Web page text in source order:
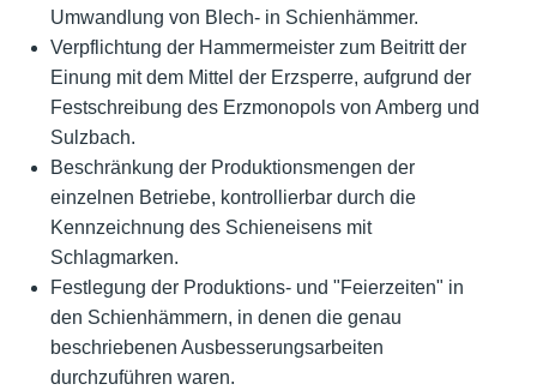
Umwandlung von Blech- in Schienhämmer.
Verpflichtung der Hammermeister zum Beitritt der
Einung mit dem Mittel der Erzsperre, aufgrund der
Festschreibung des Erzmonopols von Amberg und
Sulzbach.
Beschränkung der Produktionsmengen der
einzelnen Betriebe, kontrollierbar durch die
Kennzeichnung des Schieneisens mit
Schlagmarken.
Festlegung der Produktions- und "Feierzeiten" in
den Schienhämmern, in denen die genau
beschriebenen Ausbesserungsarbeiten
durchzuführen waren.